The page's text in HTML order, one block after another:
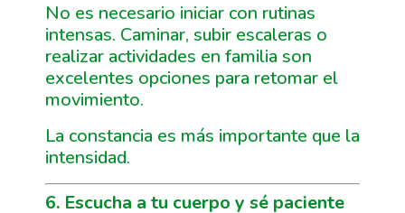
No es necesario iniciar con rutinas
intensas. Caminar, subir escaleras o
realizar actividades en familia son
excelentes opciones para retomar el
movimiento.
La constancia es más importante que la
intensidad.
6. Escucha a tu cuerpo y sé paciente